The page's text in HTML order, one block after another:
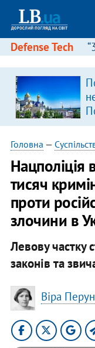
Defense Tech
Головна —
​Нацполіція
тисяч
проти
злочини в
Левову частку
законів та
Віра Перун